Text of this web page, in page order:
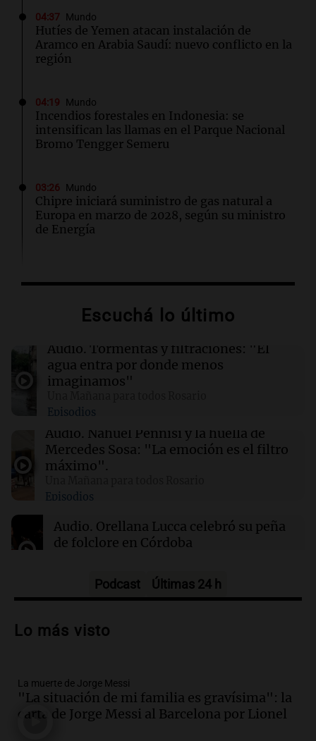
04:37 Mundo
Hutíes de Yemen atacan instalación de
Aramco en Arabia Saudí: nuevo conflicto en la
región
04:19 Mundo
Incendios forestales en Indonesia: se
intensifican las llamas en el Parque Nacional
Bromo Tengger Semeru
03:26 Mundo
Chipre iniciará suministro de gas natural a
Europa en marzo de 2028, según su ministro
de Energía
Más de 1.300 vuelos cancelados en Shanghái
02:03 Tecnología
Airbnb acelera el lanzamiento de funciones
gracias a la inteligencia artificial en su
búsqueda
01:49 Mundo
El Pentágono solicita a la industria de defensa
un aumento en la producción de armas
01:31 Ciencia
Reducir alimentos dulces no disminuye
antojos ni mejora la salud, según estudio
Escuchá lo último
Audio. Tormentas y filtraciones: "El
agua entra por donde menos
imaginamos"
Episodios
Audio. Nahuel Pennisi y la huella de
Mercedes Sosa: "La emoción es el filtro
máximo".
Episodios
Audio. Orellana Lucca celebró su peña
de folclore en Córdoba
Audio.Trágico accidente en Mendoza:
vehículos desde un puente
Audio.Tragedia en Mendoza: un muerto
y cinco heridos tras caer dos autos desde
un puente
Podcast Últimas 24 h
Lo más visto
La muerte de Jorge Messi
"La situación de mi familia es gravísima": la
carta de Jorge Messi al Barcelona por Lionel